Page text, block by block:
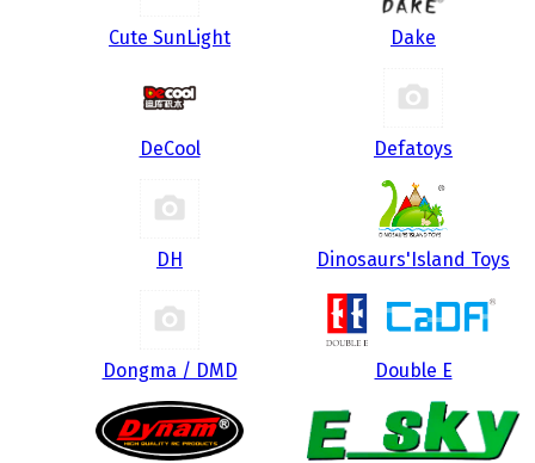
Cute SunLight Dake
DeCool Defatoys
DH Dinosaurs'Island Toys
Dongma / DMD Double E